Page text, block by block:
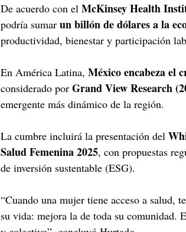
De acuerdo con el McKinsey Health
podría sumar un billón de dólares a la
productividad, bienestar y participación
En América Latina, México encabeza el
considerado por Grand View Research
emergente más dinámico de la región.
La cumbre incluirá la presentación del
Salud Femenina 2025, con propuestas
de inversión sustentable (ESG).
“Cuando una mujer tiene acceso a salud,
su vida: mejora la de toda su comunidad.